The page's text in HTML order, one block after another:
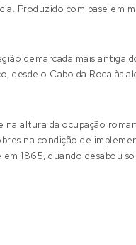
Produzido com base em
demarcada mais antiga
o Cabo da Roca às
altura da ocupação
na condição de
1865, quando desabou